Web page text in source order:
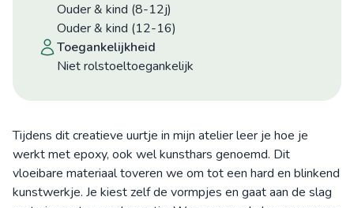
Ouder & kind (8-12j)
Ouder & kind (12-16)
toegankelijkheid
niet rolstoeltoegankelijk
Tijdens dit creatieve uurtje in mijn atelier leer je hoe je
werkt met epoxy, ook wel kunsthars genoemd. Dit
vloeibare materiaal toveren we om tot een hard en blinkend
kunstwerkje. Je kiest zelf de vormpjes en gaat aan de slag